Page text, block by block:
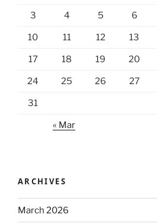
3 4 5 6
10 11 12 13
17 18 19 20
24 25 26 27
31
« Mar
ARCHIVES
March 2026